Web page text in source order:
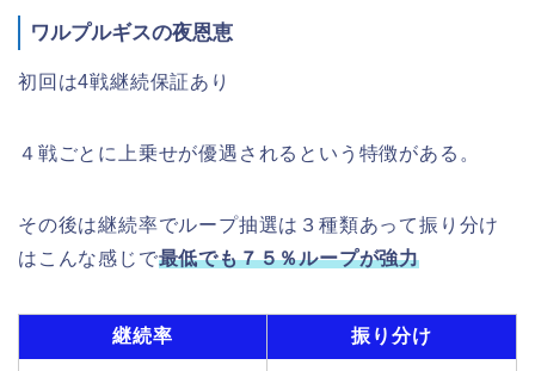
ワルプルギスの夜恩恵
初回は4戦継続保証あり
４戦ごとに上乗せが優遇されるという特徴がある。
その後は継続率でループ抽選は３種類あって振り分け
はこんな感じで最低でも７５％ループが強力
継続率 振り分け